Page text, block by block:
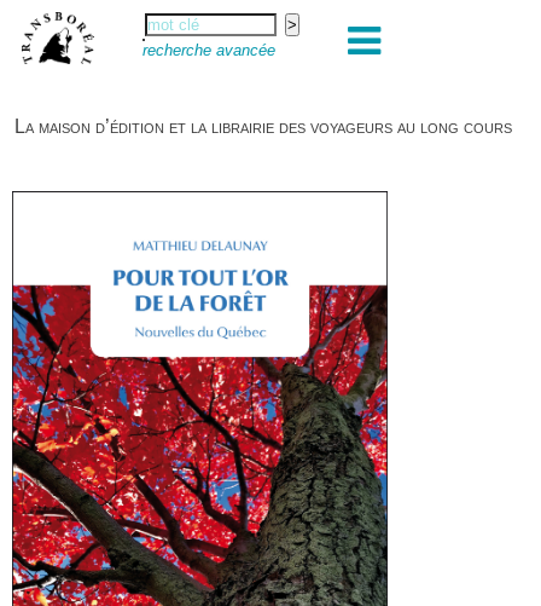
recherche avancée
La maison d’édition et la librairie des voyageurs au long cours